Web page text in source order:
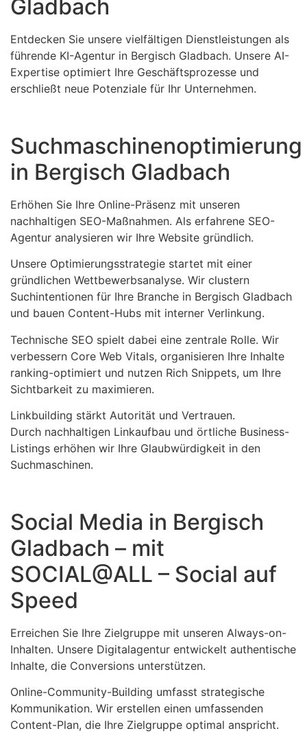
Gladbach
Entdecken Sie unsere vielfältigen Dienstleistungen als
führende KI-Agentur in Bergisch Gladbach. Unsere AI-
Expertise optimiert Ihre Geschäftsprozesse und
erschließt neue Potenziale für Ihr Unternehmen.
Suchmaschinenoptimierung
in Bergisch Gladbach
Erhöhen Sie Ihre Online-Präsenz mit unseren
nachhaltigen SEO-Maßnahmen. Als erfahrene SEO-
Agentur analysieren wir Ihre Website gründlich.
Unsere Optimierungsstrategie startet mit einer
gründlichen Wettbewerbsanalyse. Wir clustern
Suchintentionen für Ihre Branche in Bergisch Gladbach
und bauen Content-Hubs mit interner Verlinkung.
Technische SEO spielt dabei eine zentrale Rolle. Wir
verbessern Core Web Vitals, organisieren Ihre Inhalte
ranking-optimiert und nutzen Rich Snippets, um Ihre
Sichtbarkeit zu maximieren.
Linkbuilding stärkt Autorität und Vertrauen.
Durch nachhaltigen Linkaufbau und örtliche Business-
Listings erhöhen wir Ihre Glaubwürdigkeit in den
Suchmaschinen.
Social Media in Bergisch
Gladbach – mit
SOCIAL@ALL – Social auf
Speed
Erreichen Sie Ihre Zielgruppe mit unseren Always-on-
Inhalten. Unsere Digitalagentur entwickelt authentische
Inhalte, die Conversions unterstützen.
Online-Community-Building umfasst strategische
Kommunikation. Wir erstellen einen umfassenden
Content-Plan, die Ihre Zielgruppe optimal anspricht.